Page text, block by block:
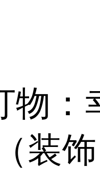
：
装饰